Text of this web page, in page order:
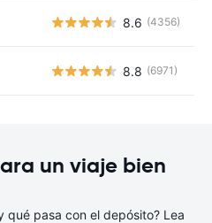
8.6 (4356)
8.8 (6971)
un viaje bien
qué pasa con el depósito? Lea